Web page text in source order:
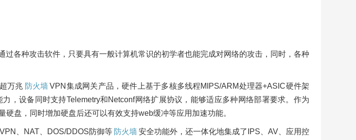
各种攻击软件，只要具有一般计算机常识的初学者也能完成对网络的攻击，同时，各种
万兆 防火墙VPN集成网关产品，硬件上基于多核多线程MIPS/ARM处理器+ASIC硬件架
，设备同时支持Telemetry和Netconf网络扩展协议，能够适应多种网络部署要求。作为
盘，同时增加硬盘后还可以有效支持web缓冲等应用加速功能。
、NAT、DOS/DDOS防御等 防火墙安全功能外，还一体化地集成了IPS、AV、应用控